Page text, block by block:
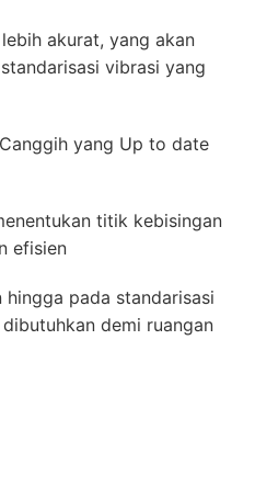
akurat, yang akan
vibrasi yang
yang Up to date
titik kebisingan
efisien
pada standarisasi
demi ruangan